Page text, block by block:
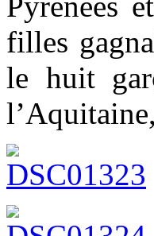
filles
le huit